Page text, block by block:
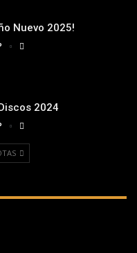
Nuevo 2025!
2024